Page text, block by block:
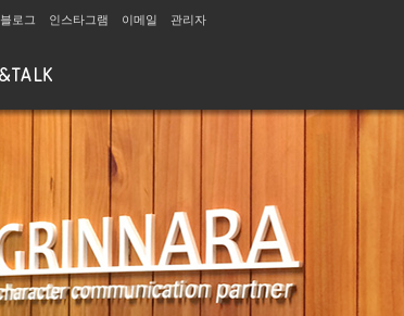
블로그 인스타그램 이메일 관리자